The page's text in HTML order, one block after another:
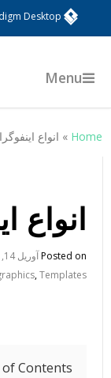
Desktop
Menu
Home
» انواع
انواع
Posted onآوریل 14, 2021
,Templates
of Contents